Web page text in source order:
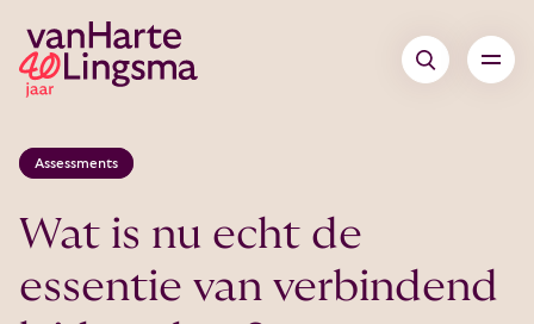
Assessments
Wat is nu echt de
essentie van verbindend